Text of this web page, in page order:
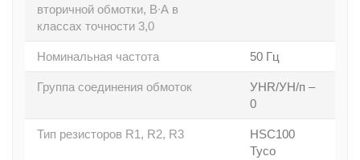
вторичной обмотки, В∙А в
классах точности 3,0
Номинальная частота 50 Гц
Группа соединения обмоток
УHR/УH/п –
0
Тип резисторов R1, R2, R3
HSC100
Tyco